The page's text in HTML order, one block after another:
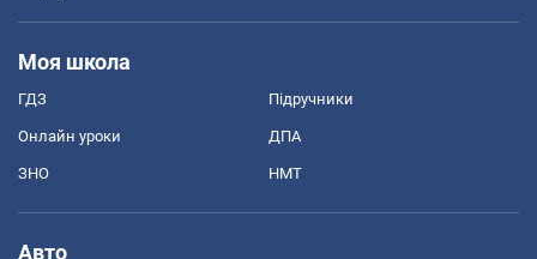
Моя школа
ГДЗ Підручники
Онлайн уроки ДПА
ЗНО НМТ
Авто